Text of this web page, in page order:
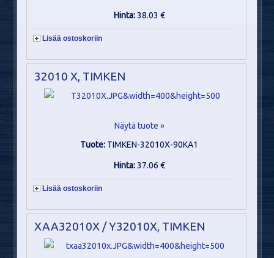
Hinta:38.03 €
Lisää ostoskoriin
32010 X, TIMKEN
Näytä tuote »
Tuote: TIMKEN-32010X-90KA1
Hinta:37.06 €
Lisää ostoskoriin
XAA32010X / Y32010X, TIMKEN